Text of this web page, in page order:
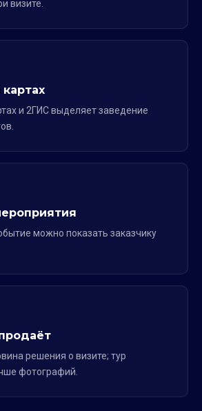
визите.
и 2ГИС выделяет заведение
можно показать заказчику
решения о визите; тур
фотографий.